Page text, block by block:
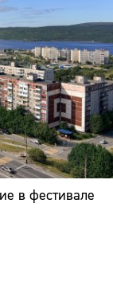
в фестивале